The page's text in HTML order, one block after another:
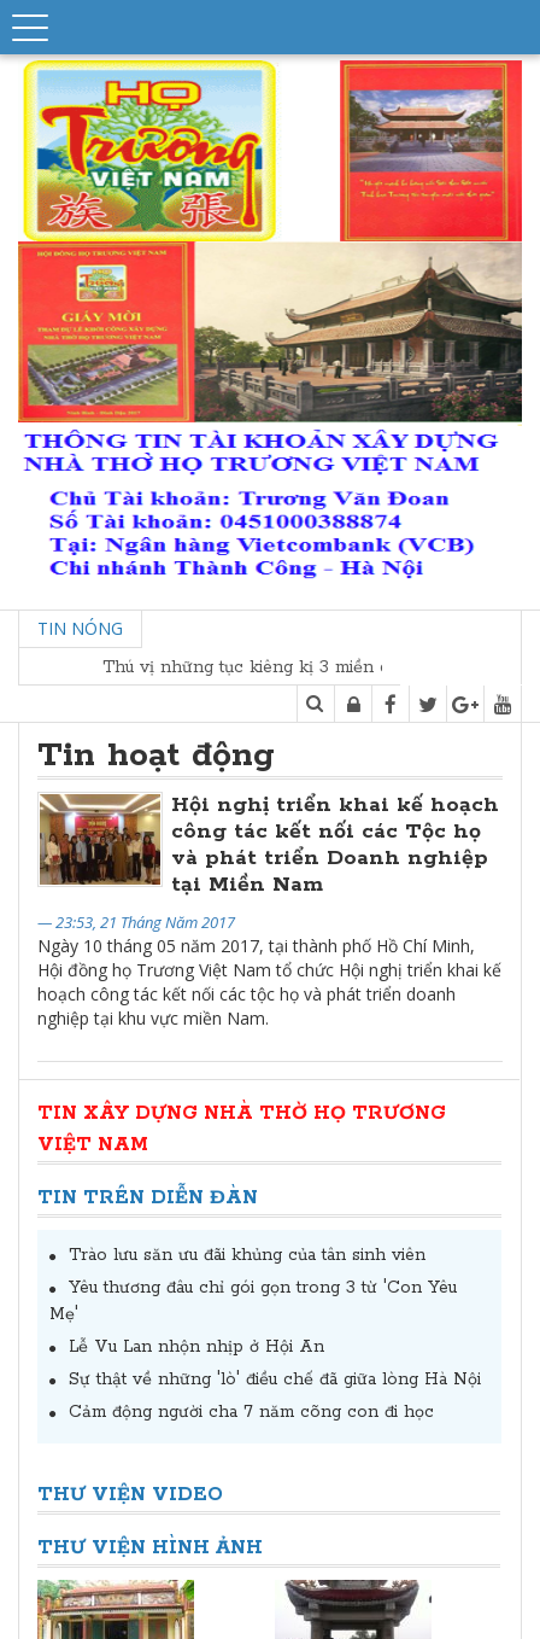
TIN NÓNG
Thú vị những tục kiêng kị 3 miền dịp Tết
Tin hoạt động
Hội nghị triển khai kế hoạch
công tác kết nối các Tộc họ
và phát triển Doanh nghiệp
tại Miền Nam
— 23:53, 21 Tháng Năm 2017
Ngày 10 tháng 05 năm 2017, tại thành phố Hồ Chí Minh,
Hội đồng họ Trương Việt Nam tổ chức Hội nghị triển khai kế
hoạch công tác kết nối các tộc họ và phát triển doanh
nghiệp tại khu vực miền Nam.
TIN XÂY DỰNG NHÀ THỜ HỌ TRƯƠNG
VIỆT NAM
TIN TRÊN DIỄN ĐÀN
Trào lưu săn ưu đãi khủng của tân sinh viên
Yêu thương đâu chỉ gói gọn trong 3 từ 'Con Yêu
Mẹ'
Lễ Vu Lan nhộn nhịp ở Hội An
Sự thật về những 'lò' điều chế đã giữa lòng Hà Nội
Cảm động người cha 7 năm cõng con đi học
THƯ VIỆN VIDEO
THƯ VIỆN HÌNH ẢNH